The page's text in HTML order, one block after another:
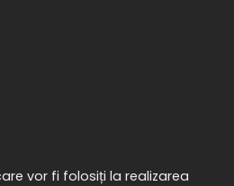
vor fi folosiți la realizarea